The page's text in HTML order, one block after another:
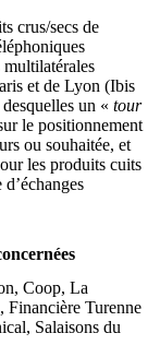
crus/secs de
et de Lyon (Ibis
un « tour
le positionnement
ou souhaitée, et
les produits cuits
Coop, La
Financière Turenne
Salaisons du